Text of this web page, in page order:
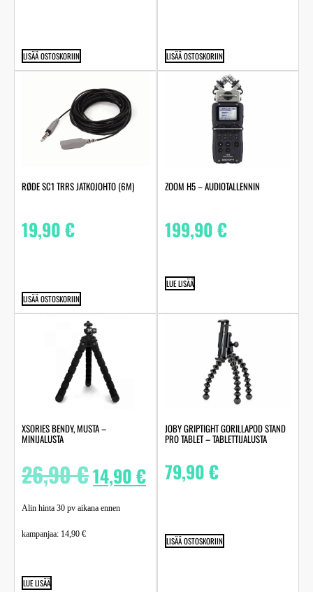
LISÄÄ OSTOSKORIIN LISÄÄ OSTOSKORIIN
RØDE SC1 TRRS JATKOJOHTO (6M)
19,90€
LISÄÄ OSTOSKORIIN
ZOOM H5 – AUDIOTALLENNIN
199,90€
LUE LISÄÄ
XSORIES BENDY, MUSTA –
MINIJALUSTA
26,90€14,90€
Alin hinta 30 pv aikana ennen
kampanjaa: 14,90 €
LUE LISÄÄ
JOBY GRIPTIGHT GORILLAPOD STAND
PRO TABLET – TABLETTIJALUSTA
79,90€
LISÄÄ OSTOSKORIIN